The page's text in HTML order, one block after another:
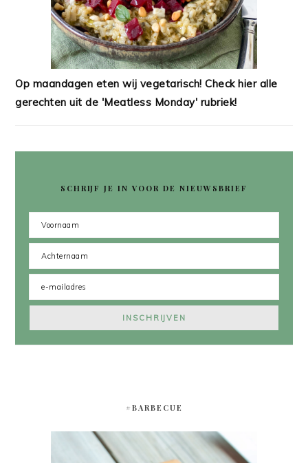
Op maandagen eten wij vegetarisch! Check hier alle
gerechten uit de 'Meatless Monday' rubriek!
SCHRIJF JE IN VOOR DE NIEUWSBRIEF
#BARBECUE